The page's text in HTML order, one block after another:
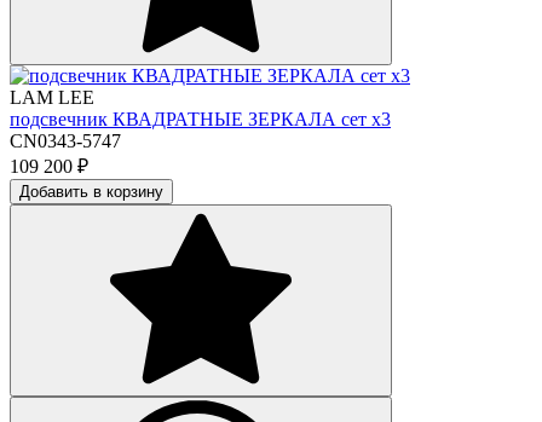
LAM LEE
подсвечник КВАДРАТНЫЕ ЗЕРКАЛА сет х3
CN0343-5747
109 200 ₽
Добавить в корзину